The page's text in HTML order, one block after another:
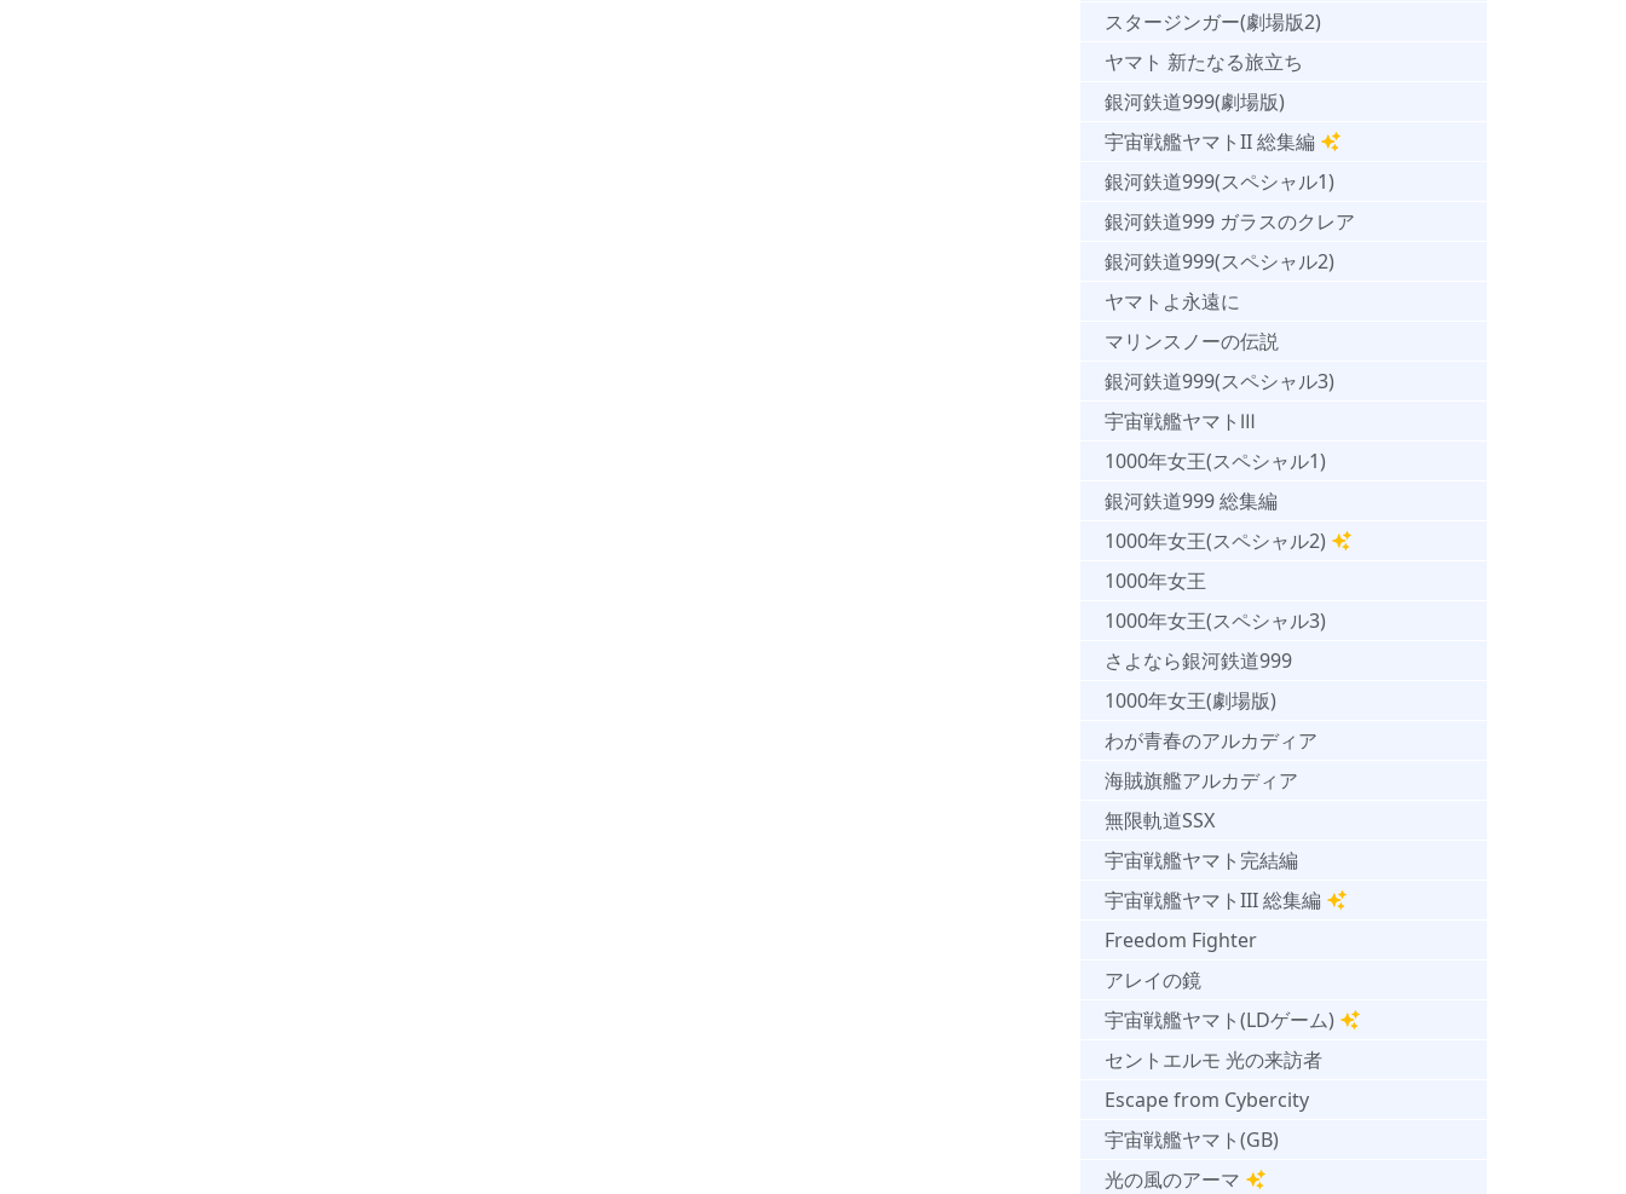
スタージンガー(劇場版2)
ヤマト 新たなる旅立ち
銀河鉄道999(劇場版)
宇宙戦艦ヤマトII 総集編
銀河鉄道999(スペシャル1)
銀河鉄道999 ガラスのクレア
銀河鉄道999(スペシャル2)
ヤマトよ永遠に
マリンスノーの伝説
銀河鉄道999(スペシャル3)
宇宙戦艦ヤマトⅢ
1000年女王(スペシャル1)
銀河鉄道999 総集編
1000年女王(スペシャル2)
1000年女王
1000年女王(スペシャル3)
さよなら銀河鉄道999
1000年女王(劇場版)
わが青春のアルカディア
海賊旗艦アルカディア
無限軌道SSX
宇宙戦艦ヤマト完結編
宇宙戦艦ヤマトIII 総集編
Freedom Fighter
アレイの鏡
宇宙戦艦ヤマト(LDゲーム)
セントエルモ 光の来訪者
Escape from Cybercity
宇宙戦艦ヤマト(GB)
光の風のアーマ